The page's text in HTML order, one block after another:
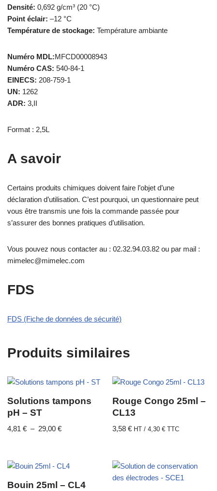
Densité: 0,692 g/cm³ (20 °C)
Point éclair: –12 °C
Température de stockage: Température ambiante
Numéro MDL:MFCD00008943
Numéro CAS: 540-84-1
EINECS: 208-759-1
UN: 1262
ADR: 3,II
Format : 2,5L
A savoir
Certains produits chimiques doivent faire l’objet d’une
déclaration d’utilisation. C’est pourquoi, un questionnaire peut
vous être transmis une fois la commande passée pour
s’assurer des bonnes pratiques d’utilisation.
Vous pouvez nous contacter au : 02.32.94.03.82 ou par mail :
mimelec@mimelec.com
FDS
FDS (Fiche de données de sécurité)
Produits similaires
Solutions tampons
pH – ST
4,81 € – 29,00 €
Rouge Congo 25ml –
CL13
3,58€ HT /4,30€ TTC
Bouin 25ml – CL4